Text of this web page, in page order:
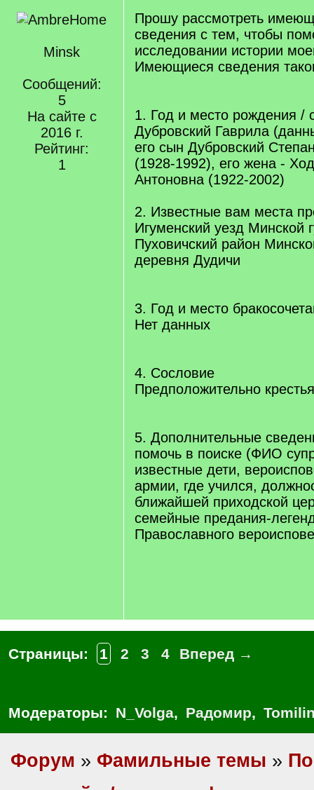
Minsk
Сообщений:
5
На сайте с
2016 г.
Рейтинг:
1
Прошу рассмотреть
сведения с тем, чтобы
исследовании истории
Имеющиеся сведения
1. Год и место рождения /
Дубровский Гаврила
его сын Дубровский
(1928-1992), его жена -
Антоновна (1922-2002)
2. Известные вам места
Игуменский уезд Минской
Пуховичский район
деревня Дудичи
3. Год и место
Нет данных
4. Сословие
Предположительно
5. Дополнительные
помочь в поиске (ФИО
известные дети,
армии, где учился,
ближайшей приходской
семейные предания-
Православного
Страницы: 1 2 3 4 Вперед →
Модераторы: N_Volga, Радомир,
Форум » Фамильные темы »